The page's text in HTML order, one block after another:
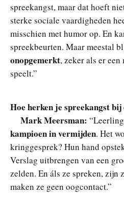
spreekangst, maar dat hoeft
sterke sociale vaardigheden
misschien met humor op. En
spreekbeurten. Maar meestal
onopgemerkt, zeker als er
speelt.”
Hoe herken je spreekangst
Mark Meersman:
kampioen in vermijden. Het
kringgesprek? Hun hand
Verslag uitbrengen van een
zelden. En áls ze spreken, zijn
maken ze geen oogcontact.”